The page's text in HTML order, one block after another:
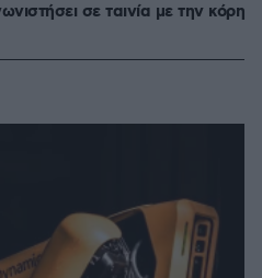
σε ταινία με την κόρη